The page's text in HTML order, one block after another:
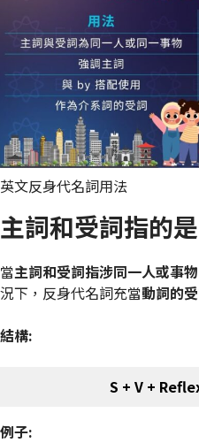
英文反身代名詞用法
主詞和受詞指的
當主詞和受詞指涉同一人或事物
況下，反身代名詞充當動詞的
結構:
S + V +
例子: